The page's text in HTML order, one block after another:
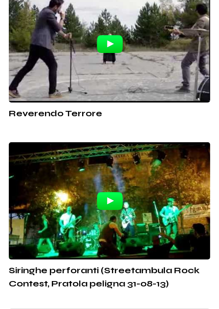
Reverendo Terrore
Siringhe perforanti (Streetambula Rock
Contest, Pratola peligna 31-08-13)